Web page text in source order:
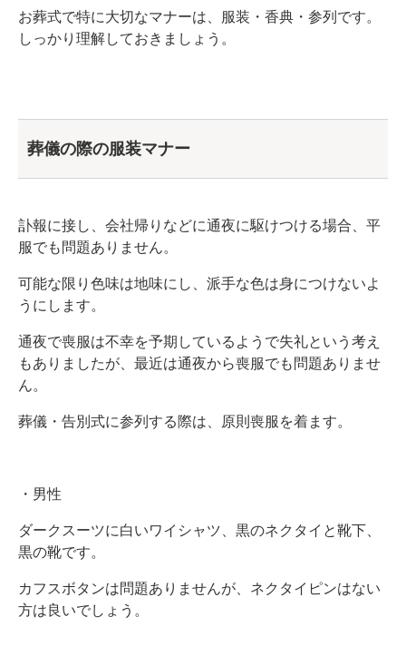
お葬式で特に大切なマナーは、服装・香典・参列です。
しっかり理解しておきましょう。
葬儀の際の服装マナー
訃報に接し、会社帰りなどに通夜に駆けつける場合、平
服でも問題ありません。
可能な限り色味は地味にし、派手な色は身につけないよ
うにします。
通夜で喪服は不幸を予期しているようで失礼という考え
もありましたが、最近は通夜から喪服でも問題ありませ
ん。
葬儀・告別式に参列する際は、原則喪服を着ます。
・男性
ダークスーツに白いワイシャツ、黒のネクタイと靴下、
黒の靴です。
カフスボタンは問題ありませんが、ネクタイピンはない
方は良いでしょう。